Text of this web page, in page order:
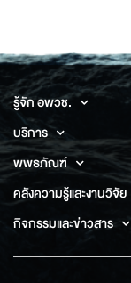
รู้จัก อพวช.
บริการ
พิพิธภัณฑ์
คลังความรู้และงานวิจัย
กิจกรรมและข่าวสาร